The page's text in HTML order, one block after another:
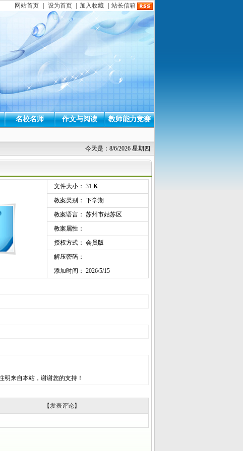
网站首页 设为首页 加入收藏 站长信箱
名校名师 作文与阅读 教师能力竞赛
今天是：8/6/2026 星期四
文件大小： 31 K
教案类别： 下学期
教案语言： 苏州市姑苏区
教案属性：
授权方式： 会员版
解压密码：
添加时间： 2026/5/15
来自本站，谢谢您的支持！
发表评论】